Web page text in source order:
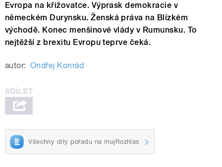
Evropa na křižovatce. Výprask demokracie v
německém Durynsku. Ženská práva na Blízkém
východě. Konec menšinové vlády v Rumunsku. To
nejtěžší z brexitu Evropu teprve čeká.
autor: Ondřej Konrád
Všechny díly pořadu na mujRozhlas